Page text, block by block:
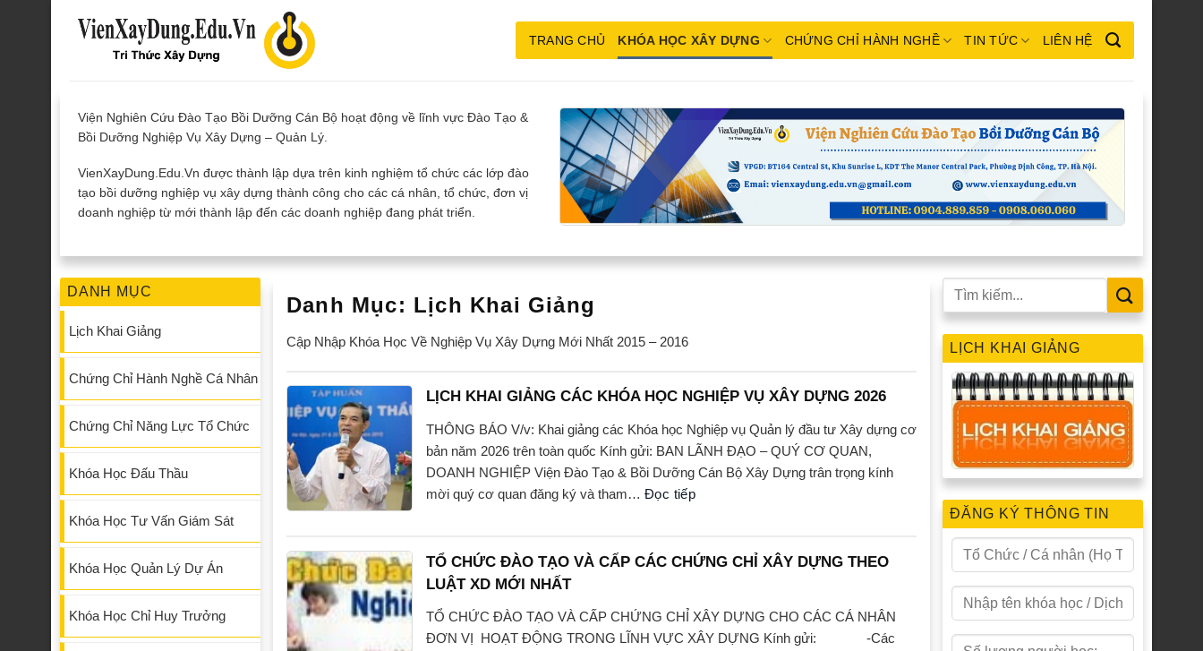
TRANG CHỦ KHÓA HỌC XÂY DỰNG CHỨNG CHỈ HÀNH NGHỀ TIN TỨC LIÊN HỆ
Viện Nghiên Cứu Đào Tạo Bồi Dưỡng Cán Bộ hoạt động về lĩnh vực Đào Tạo &
Bồi Dưỡng Nghiệp Vụ Xây Dựng – Quản Lý.
VienXayDung.Edu.Vn được thành lập dựa trên kinh nghiệm tổ chức các lớp đào
tạo bồi dưỡng nghiệp vụ xây dựng thành công cho các cá nhân, tổ chức, đơn vị
doanh nghiệp từ mới thành lập đến các doanh nghiệp đang phát triển.
DANH MỤC
Lịch Khai Giảng
Chứng Chỉ Hành Nghề Cá Nhân
Chứng Chỉ Năng Lực Tổ Chức
Khóa Học Đấu Thầu
Khóa Học Tư Vấn Giám Sát
Khóa Học Quản Lý Dự Án
Khóa Học Chỉ Huy Trưởng
Danh Mục: Lịch Khai Giảng
Cập Nhập Khóa Học Về Nghiệp Vụ Xây Dựng Mới Nhất 2015 – 2016
LỊCH KHAI GIẢNG CÁC KHÓA HỌC NGHIỆP VỤ XÂY DỰNG 2026
THÔNG BÁO V/v: Khai giảng các Khóa học Nghiệp vụ Quản lý đầu tư Xây dựng cơ
bản năm 2026 trên toàn quốc Kính gửi: BAN LÃNH ĐẠO – QUÝ CƠ QUAN,
DOANH NGHIỆP Viện Đào Tạo & Bồi Dưỡng Cán Bộ Xây Dựng trân trọng kính
mời quý cơ quan đăng ký và tham… Đọc tiếp
TỔ CHỨC ĐÀO TẠO VÀ CẤP CÁC CHỨNG CHỈ XÂY DỰNG THEO
LUẬT XD MỚI NHẤT
TỔ CHỨC ĐÀO TẠO VÀ CẤP CHỨNG CHỈ XÂY DỰNG CHO CÁC CÁ NHÂN
ĐƠN VỊ HOẠT ĐỘNG TRONG LĨNH VỰC XÂY DỰNG Kính gửi: -Các
LỊCH KHAI GIẢNG
ĐĂNG KÝ THÔNG TIN